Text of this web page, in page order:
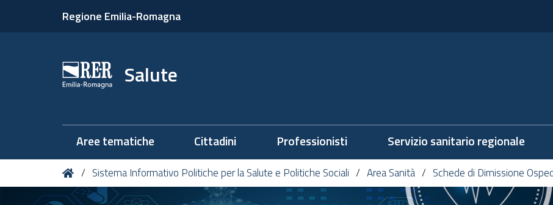
Regione Emilia-Romagna
Salute
Aree tematiche Cittadini Professionisti Servizio sanitario regionale
Tu
sei
qui:
HomeSistema Informativo Politiche per la Salute e Politiche Sociali Area Sanità Schede di Dimissione